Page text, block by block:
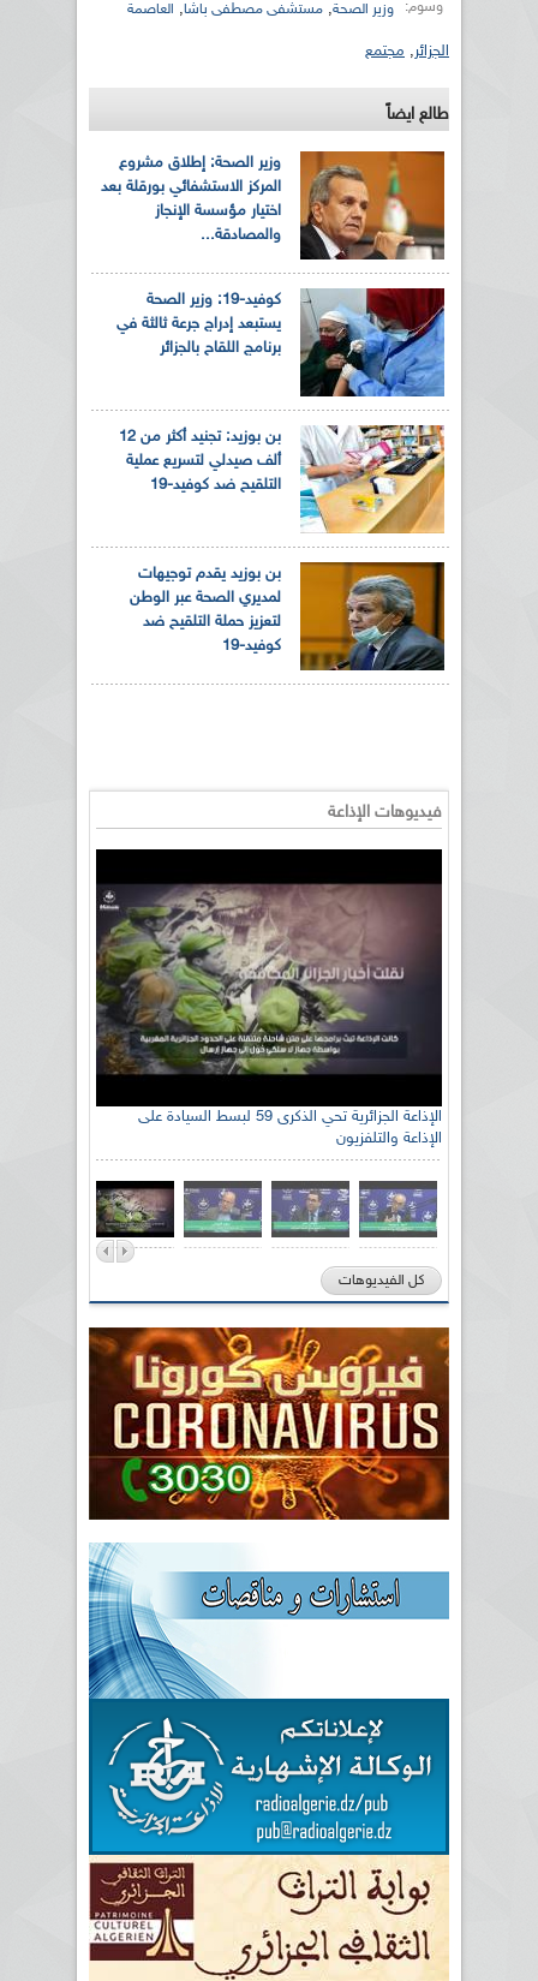
وسوم: وزير الصحة, مستشفى مصطفى باشا, العاصمة
الجزائر, مجتمع
طالع ايضاً
وزير الصحة: إطلاق مشروع
المركز الاستشفائي بورقلة بعد
اختيار مؤسسة الإنجاز
والمصادقة...
كوفيد-19: وزير الصحة
يستبعد إدراج جرعة ثالثة في
برنامج اللقاح بالجزائر
بن بوزيد: تجنيد أكثر من 12
ألف صيدلي لتسريع عملية
التلقيح ضد كوفيد-19
بن بوزيد يقدم توجيهات
لمديري الصحة عبر الوطن
لتعزيز حملة التلقيح ضد
كوفيد-19
فيديوهات الإذاعة
الإذاعة الجزائرية تحي الذكرى 59 لبسط السيادة على
الإذاعة والتلفزيون
كل الفيديوهات